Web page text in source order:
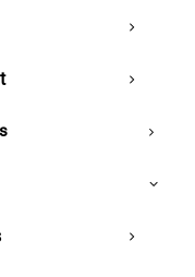
élus et
CSE-5J
Nets de taxes